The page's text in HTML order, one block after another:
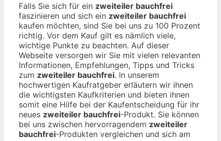
Falls Sie sich für ein zweiteiler bauchfrei
faszinieren und sich ein zweiteiler bauchfrei
kaufen möchten, sind Sie bei uns zu 100 Prozent
richtig. Vor dem Kauf gilt es nämlich viele,
wichtige Punkte zu beachten. Auf dieser
Webseite versorgen wir Sie mit vielen relevanten
Informationen, Empfehlungen, Tipps und Tricks
zum zweiteiler bauchfrei. In unserem
hochwertigen Kaufratgeber erläutern wir ihnen
die wichtigsten Kaufkriterien und bieten ihnen
somit eine Hilfe bei der Kaufentscheidung für ihr
neues zweiteiler bauchfrei-Produkt. Sie können
bei uns zwischen hervorragendem zweiteiler
bauchfrei-Produkten vergleichen und sich am